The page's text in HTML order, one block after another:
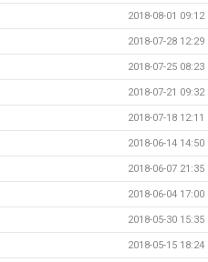
2018-08-01 09:12
2018-07-28 12:29
2018-07-25 08:23
2018-07-21 09:32
2018-07-18 12:11
2018-06-14 14:50
2018-06-07 21:35
2018-06-04 17:00
2018-05-30 15:35
2018-05-15 18:24